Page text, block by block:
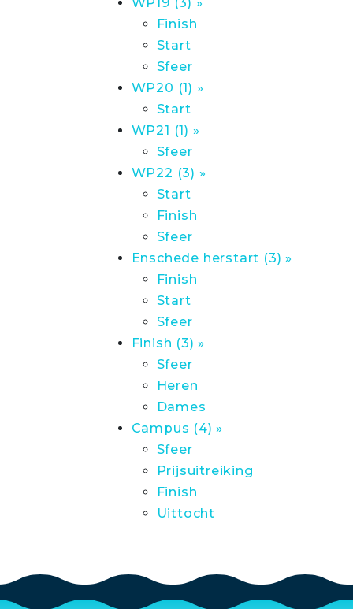
Finish
Start
Sfeer
WP20 (1) »
Start
WP21 (1) »
Sfeer
WP22 (3) »
Start
Finish
Sfeer
Enschede herstart (3) »
Finish
Start
Sfeer
Finish (3) »
Sfeer
Heren
Dames
Campus (4) »
Sfeer
Prijsuitreiking
Finish
Uittocht